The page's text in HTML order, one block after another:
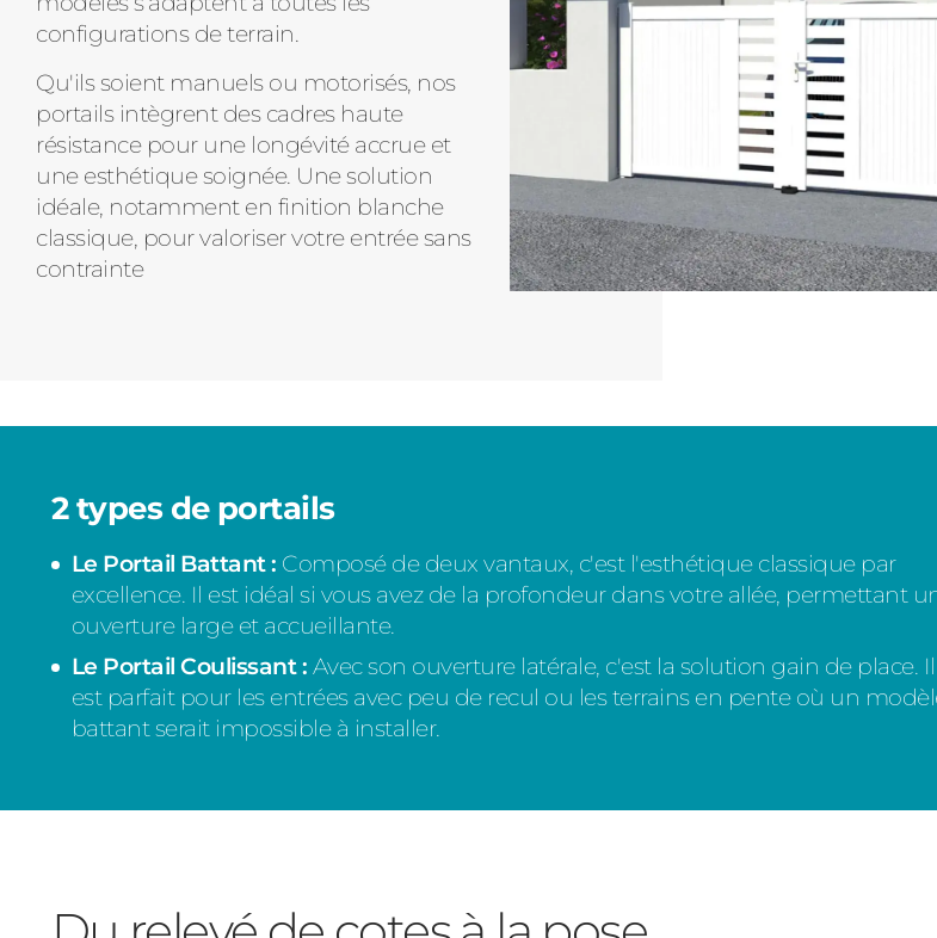
configurations de terrain.
Qu'ils soient manuels ou motorisés, nos
portails intègrent des cadres haute
résistance pour une longévité accrue et
une esthétique soignée. Une solution
idéale, notamment en finition blanche
classique, pour valoriser votre entrée sans
contrainte
2 types de portails
Le Portail Battant : Composé de deux vantaux, c'est l'esthétique classique par
excellence. Il est idéal si vous avez de la profondeur dans votre allée, permettant
ouverture large et accueillante.
Le Portail Coulissant : Avec son ouverture latérale, c'est la solution gain de place. Il
est parfait pour les entrées avec peu de recul ou les terrains en pente où un
battant serait impossible à installer.